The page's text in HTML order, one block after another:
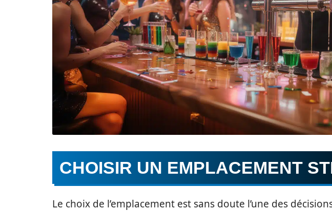
CHOISIR UN EMPLACEMENT
Le choix de l’emplacement est sans doute l’une des